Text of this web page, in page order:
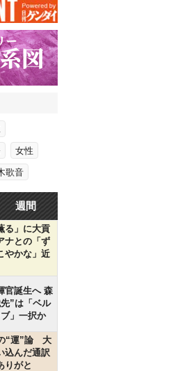
女性
歌音
週間
る」に大貢
ナとの「ず
やかな」近
官誕生へ 森
”は「ベル
」一択か
“運”論 大
込んだ通訳
りがと